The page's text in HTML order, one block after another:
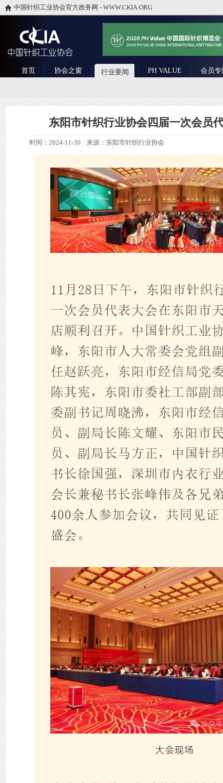
中国针织工业协会官方政务网 - WWW.CKIA.ORG
首页 协会之窗 行业要闻 PH VALUE 会员专
东阳市针织行业协会四届一次会员
时间：2024-11-30 来源：东阳市针织行业协会